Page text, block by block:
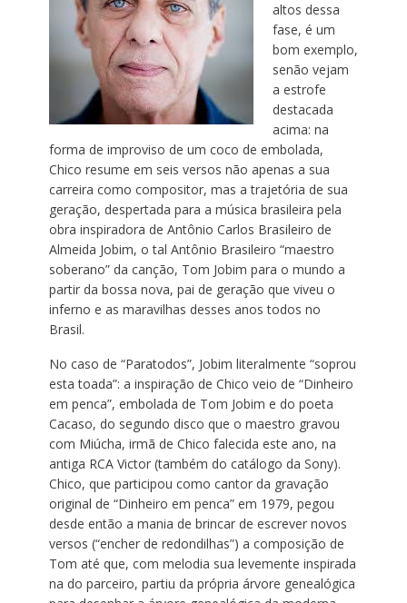
altos dessa
fase, é um
bom exemplo,
senão vejam
a estrofe
destacada
acima: na
forma de improviso de um coco de embolada,
Chico resume em seis versos não apenas a sua
carreira como compositor, mas a trajetória de sua
geração, despertada para a música brasileira pela
obra inspiradora de Antônio Carlos Brasileiro de
Almeida Jobim, o tal Antônio Brasileiro “maestro
soberano” da canção, Tom Jobim para o mundo a
partir da bossa nova, pai de geração que viveu o
inferno e as maravilhas desses anos todos no
Brasil.
No caso de “Paratodos”, Jobim literalmente “soprou
esta toada”: a inspiração de Chico veio de “Dinheiro
em penca”, embolada de Tom Jobim e do poeta
Cacaso, do segundo disco que o maestro gravou
com Miúcha, irmã de Chico falecida este ano, na
antiga RCA Victor (também do catálogo da Sony).
Chico, que participou como cantor da gravação
original de “Dinheiro em penca” em 1979, pegou
desde então a mania de brincar de escrever novos
versos (“encher de redondilhas”) a composição de
Tom até que, com melodia sua levemente inspirada
na do parceiro, partiu da própria árvore genealógica